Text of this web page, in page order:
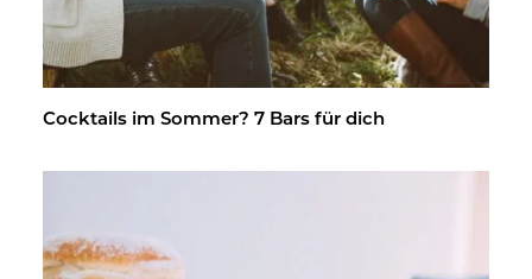
Cock­tails im Som­mer? 7 Bars für dich